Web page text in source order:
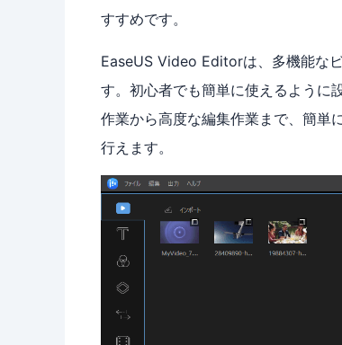
すすめです。
EaseUS Video Editorは、多機能な
す。初心者でも簡単に使えるように
作業から高度な編集作業まで、簡単
行えます。